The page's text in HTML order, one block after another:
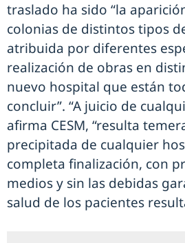
traslado ha sido “la
colonias de distintos tipos
atribuida por diferentes
realización de obras en
nuevo hospital que están
concluir”. “A juicio de
afirma CESM, “resulta
precipitada de cualquier
completa finalización, con
medios y sin las debidas
salud de los pacientes